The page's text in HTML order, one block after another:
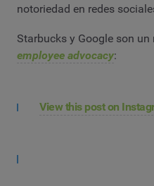
notoriedad en redes
Starbucks y Google son
employee advocacy:
View this post on